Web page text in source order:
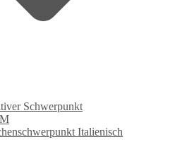
Schwerpunkt
Italienisch